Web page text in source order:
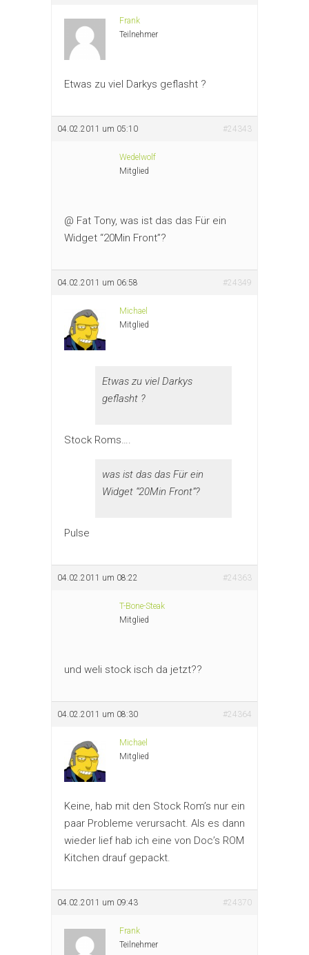
Frank
Teilnehmer
Etwas zu viel Darkys geflasht ?
04.02.2011 um 05:10 #24343
Wedelwolf
Mitglied
@ Fat Tony, was ist das das Für ein
Widget “20Min Front”?
04.02.2011 um 06:58 #24349
Michael
Mitglied
Etwas zu viel Darkys
geflasht ?
Stock Roms….
was ist das das Für ein
Widget “20Min Front”?
Pulse
04.02.2011 um 08:22 #24363
T-Bone-Steak
Mitglied
und weli stock isch da jetzt??
04.02.2011 um 08:30 #24364
Michael
Mitglied
Keine, hab mit den Stock Rom’s nur ein
paar Probleme verursacht. Als es dann
wieder lief hab ich eine von Doc’s ROM
Kitchen drauf gepackt.
04.02.2011 um 09:43 #24370
Frank
Teilnehmer